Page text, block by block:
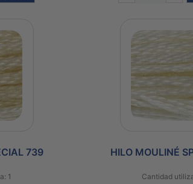
739
1
HILO MOULINÉ
Cantidad